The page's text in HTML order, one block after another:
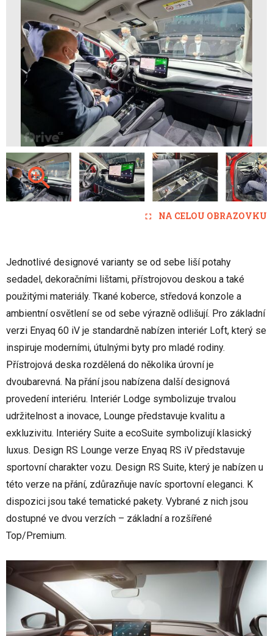
NA CELOU OBRAZOVKU
Jednotlivé designové varianty se od sebe liší potahy
sedadel, dekoračními lištami, přístrojovou deskou a také
použitými materiály. Tkané koberce, středová konzole a
ambientní osvětlení se od sebe výrazně odlišují. Pro základní
verzi Enyaq 60 iV je standardně nabízen interiér Loft, který se
inspiruje moderními, útulnými byty pro mladé rodiny.
Přístrojová deska rozdělená do několika úrovní je
dvoubarevná. Na přání jsou nabízena další designová
provedení interiéru. Interiér Lodge symbolizuje trvalou
udržitelnost a inovace, Lounge představuje kvalitu a
exkluzivitu. Interiéry Suite a ecoSuite symbolizují klasický
luxus. Design RS Lounge verze Enyaq RS iV představuje
sportovní charakter vozu. Design RS Suite, který je nabízen u
této verze na přání, zdůrazňuje navíc sportovní eleganci. K
dispozici jsou také tematické pakety. Vybrané z nich jsou
dostupné ve dvou verzích – základní a rozšířené
Top/Premium.